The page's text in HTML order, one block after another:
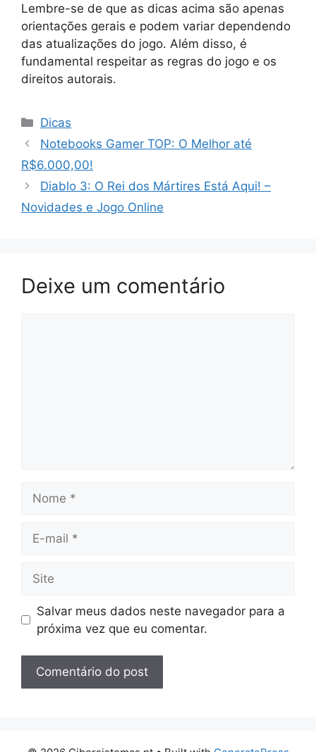
Lembre-se de que as dicas acima são apenas
orientações gerais e podem variar dependendo
das atualizações do jogo. Além disso, é
fundamental respeitar as regras do jogo e os
direitos autorais.
Categorias
Dicas
Notebooks Gamer TOP: O Melhor até
R$6.000,00!
Diablo 3: O Rei dos Mártires Está Aqui! –
Novidades e Jogo Online
Deixe um comentário
mail
Salvar meus dados neste navegador para a
próxima vez que eu comentar.